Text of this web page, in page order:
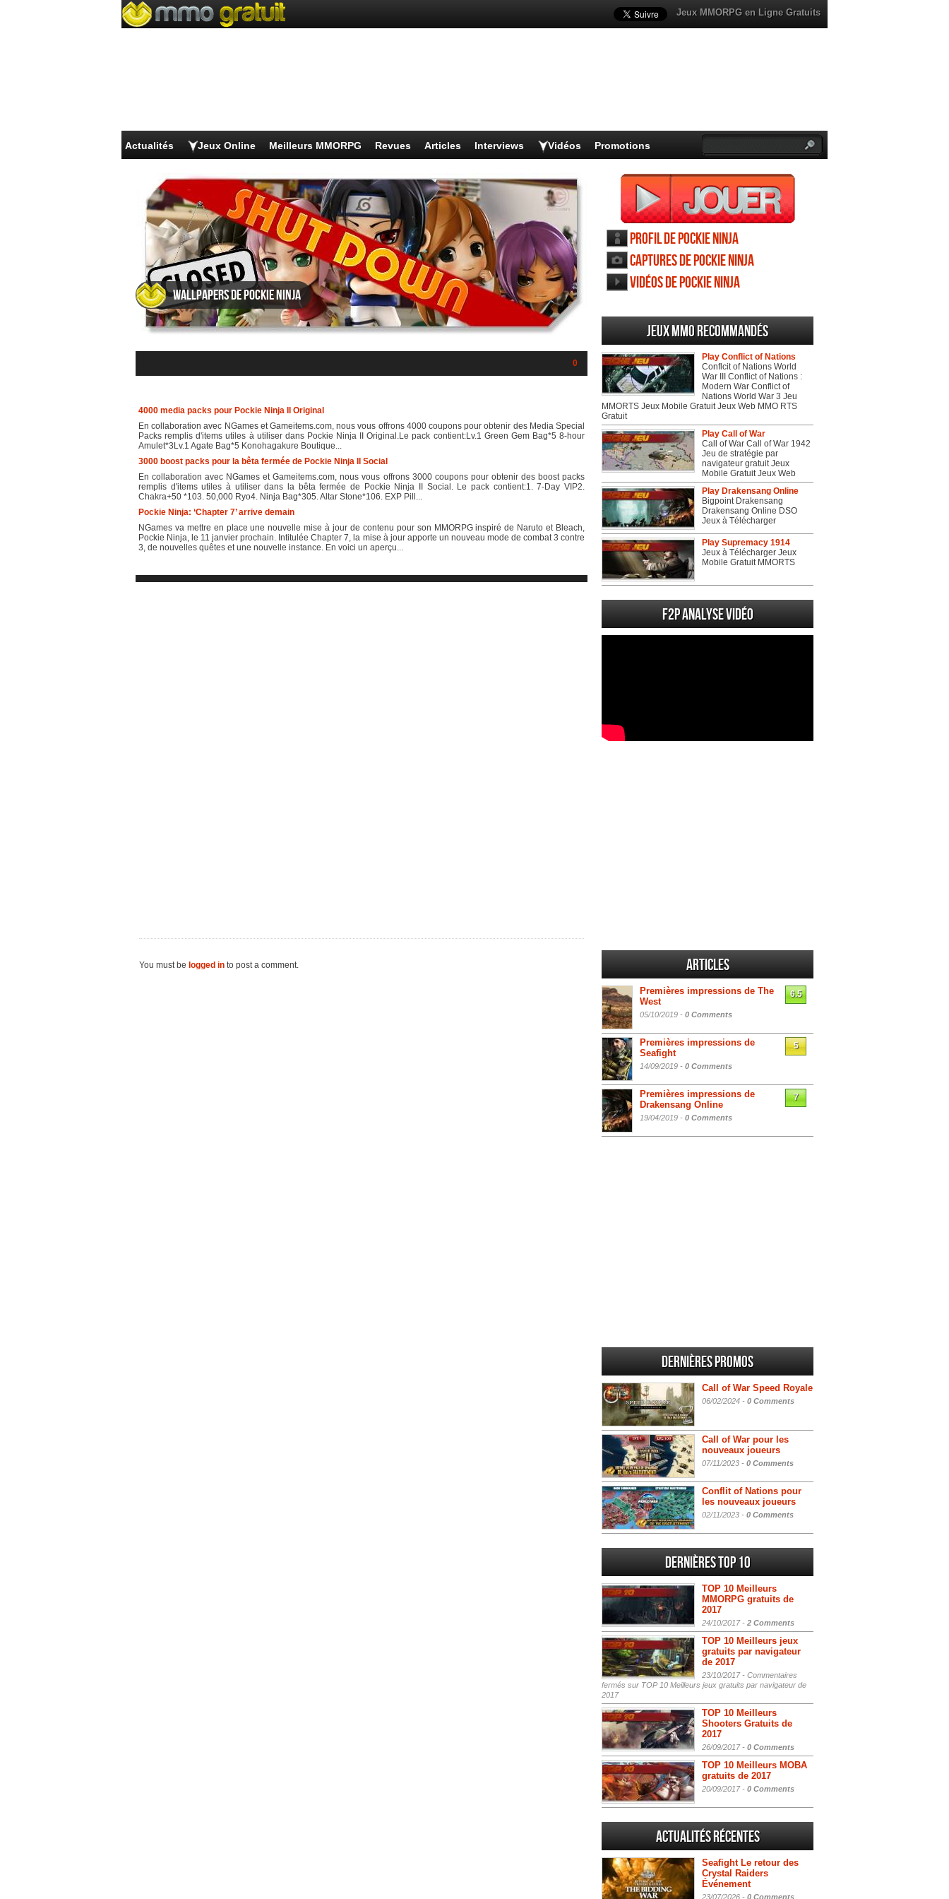
Jeux MMORPG en Ligne Gratuits
Actualités Jeux Online Meilleurs MMORPG Revues Articles Interviews Vidéos Promotions
Wallpapers de Pockie Ninja
0
4000 media packs pour Pockie Ninja II Original
En collaboration avec NGames et Gameitems.com, nous vous offrons 4000 coupons pour obtenir des Media Special
Packs remplis d'items utiles à utiliser dans Pockie Ninja II Original.Le pack contient:Lv.1 Green Gem Bag*5 8-hour
Amulet*3Lv.1 Agate Bag*5 Konohagakure Boutique...
3000 boost packs pour la bêta fermée de Pockie Ninja II Social
En collaboration avec NGames et Gameitems.com, nous vous offrons 3000 coupons pour obtenir des boost packs
remplis d'items utiles à utiliser dans la bêta fermée de Pockie Ninja II Social. Le pack contient:1. 7-Day VIP2.
Chakra+50 *103. 50,000 Ryo4. Ninja Bag*305. Altar Stone*106. EXP Pill...
Pockie Ninja: ‘Chapter 7’ arrive demain
NGames va mettre en place une nouvelle mise à jour de contenu pour son MMORPG inspiré de Naruto et Bleach,
Pockie Ninja, le 11 janvier prochain. Intitulée Chapter 7, la mise à jour apporte un nouveau mode de combat 3 contre
3, de nouvelles quêtes et une nouvelle instance. En voici un aperçu...
You must be logged in to post a comment.
Profil de Pockie Ninja
Captures de Pockie Ninja
Vidéos de Pockie Ninja
Jeux MMO recommandés
Play Conflict of Nations
Conflcit of Nations World
War III Conflict of Nations :
Modern War Conflict of
Nations World War 3 Jeu
MMORTS Jeux Mobile Gratuit Jeux Web MMO RTS
Gratuit
Play Call of War
Call of War Call of War 1942
Jeu de stratégie par
navigateur gratuit Jeux
Mobile Gratuit Jeux Web
Play Drakensang Online
Bigpoint Drakensang
Drakensang Online DSO
Jeux à Télécharger
Play Supremacy 1914
Jeux à Télécharger Jeux
Mobile Gratuit MMORTS
F2P Analyse vidéo
Articles
Premières impressions de The
West
05/10/2019 - 0 Comments
6.5
Premières impressions de
Seafight
14/09/2019 - 0 Comments
5
Premières impressions de
Drakensang Online
19/04/2019 - 0 Comments
7
Dernières promos
Call of War Speed Royale
06/02/2024 - 0 Comments
Call of War pour les
nouveaux joueurs
07/11/2023 - 0 Comments
Conflit of Nations pour
les nouveaux joueurs
02/11/2023 - 0 Comments
Dernières Top 10
TOP 10 Meilleurs
MMORPG gratuits de
2017
24/10/2017 - 2 Comments
TOP 10 Meilleurs jeux
gratuits par navigateur
de 2017
23/10/2017 - Commentaires
fermés sur TOP 10 Meilleurs jeux gratuits par navigateur de
2017
TOP 10 Meilleurs
Shooters Gratuits de
2017
26/09/2017 - 0 Comments
TOP 10 Meilleurs MOBA
gratuits de 2017
20/09/2017 - 0 Comments
Actualités Récentes
Seafight Le retour des
Crystal Raiders
Événement
23/07/2026 - 0 Comments